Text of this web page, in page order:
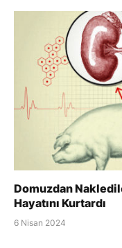
Domuzdan
Hayatını Kurtardı
6 Nisan 2024